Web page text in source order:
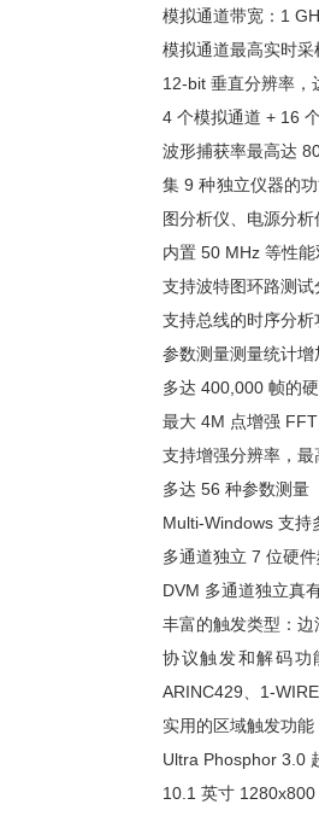
模拟通道带宽：1
模拟通道最高实时
12-bit 垂直分辨率，
4 个模拟通道 + 16
波形捕获率最高达
集 9 种独立仪器的
图分析仪、电源分析
内置 50 MHz 等性
支持波特图环路测
支持总线的时序分
参数测量测量统计
多达 400,000 帧的
最大 4M 点增强
支持增强分辨率，
多达 56 种参数测量
Multi-Windows 支持
多通道独立 7 位硬
DVM 多通道独立真
丰富的触发类型：
协议触发和解码功
ARINC429、1-
实用的区域触发功
Ultra Phosphor 3.0
10.1 英寸